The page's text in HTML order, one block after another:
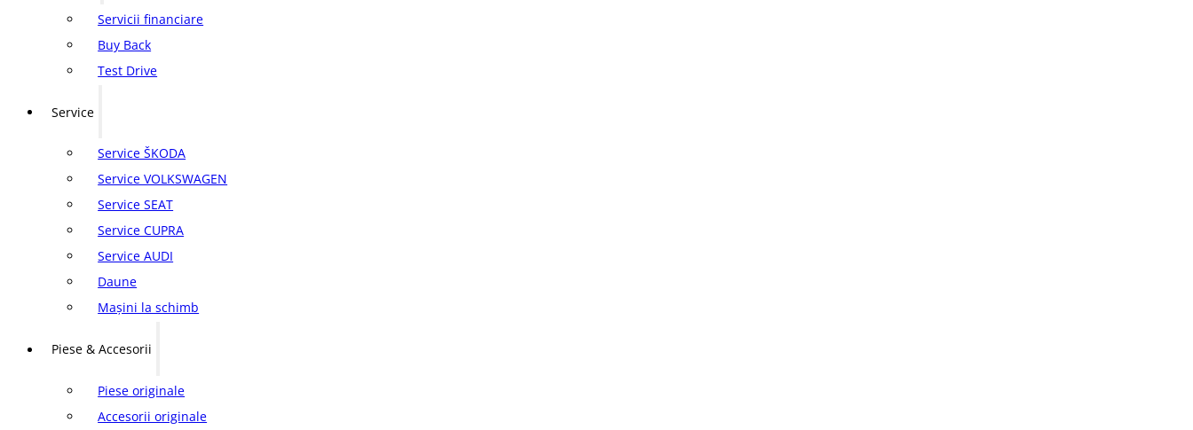
Servicii financiare
Buy Back
Test Drive
Service
Service ŠKODA
Service VOLKSWAGEN
Service SEAT
Service CUPRA
Service AUDI
Daune
Mașini la schimb
Piese & Accesorii
Piese originale
Accesorii originale